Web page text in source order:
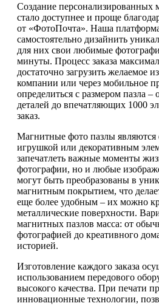
Создание персонализированных
стало доступнее и проще
от «ФотоПочта». Наша
самостоятельно дизайнить
для них свои любимые
минуты. Процесс заказа
достаточно загрузить желаемое
компании или через мобильное
определиться с размером пазла
деталей до впечатляющих 1000
заказ.
Магнитные фото пазлы
игрушкой или декоративным
запечатлеть важные моменты
фотографии, но и любые
могут быть преобразованы в
магнитным покрытием, что
еще более удобным – их можно
металлические поверхности.
магнитных пазлов масса: от
фотографией до креативного
историей.
Изготовление каждого заказа
использованием передового
высокого качества. При печати
инновационные технологии,